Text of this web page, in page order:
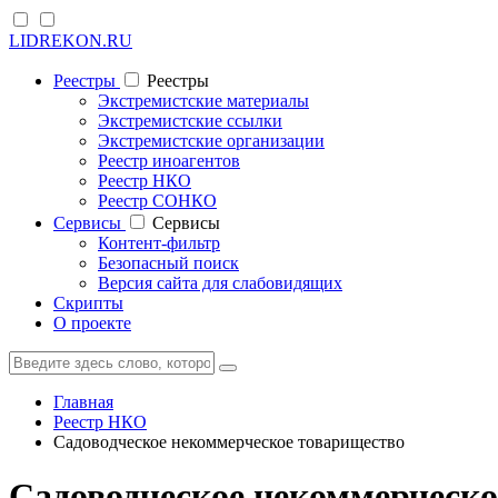
LIDREKON.RU
Реестры
Реестры
Экстремистские материалы
Экстремистские ссылки
Экстремистские организации
Реестр иноагентов
Реестр НКО
Реестр СОНКО
Cервисы
Cервисы
Контент-фильтр
Безопасный поиск
Версия сайта для слабовидящих
Скрипты
О проекте
Главная
Реестр НКО
Садоводческое некоммерческое товарищество